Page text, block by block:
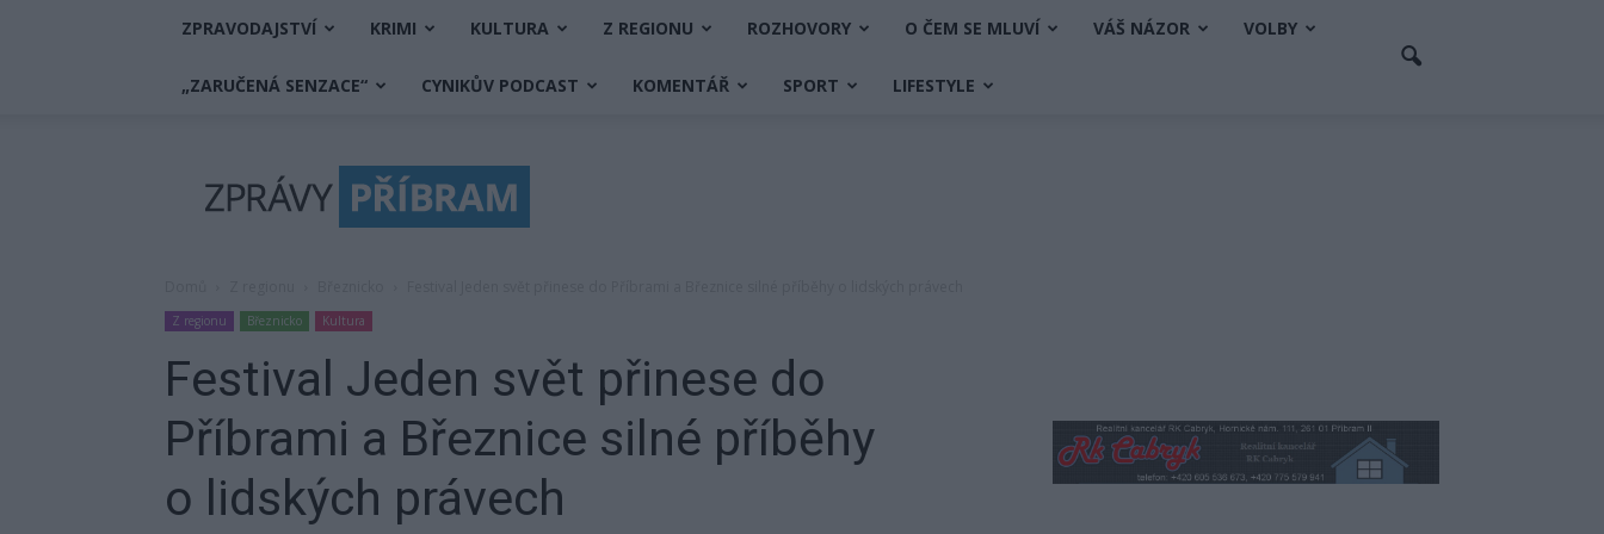
ZPRAVODAJSTVÍ KRIMI KULTURA Z REGIONU ROZHOVORY O ČEM SE MLUVÍ VÁŠ NÁZOR VOLBY
„ZARUČENÁ SENZACE“ CYNIKŮV PODCAST KOMENTÁŘ SPORT LIFESTYLE
Příbram
Z regionu Březnicko Kultura
Festival Jeden svět přinese do
Příbrami a Březnice silné příběhy
o lidských právech